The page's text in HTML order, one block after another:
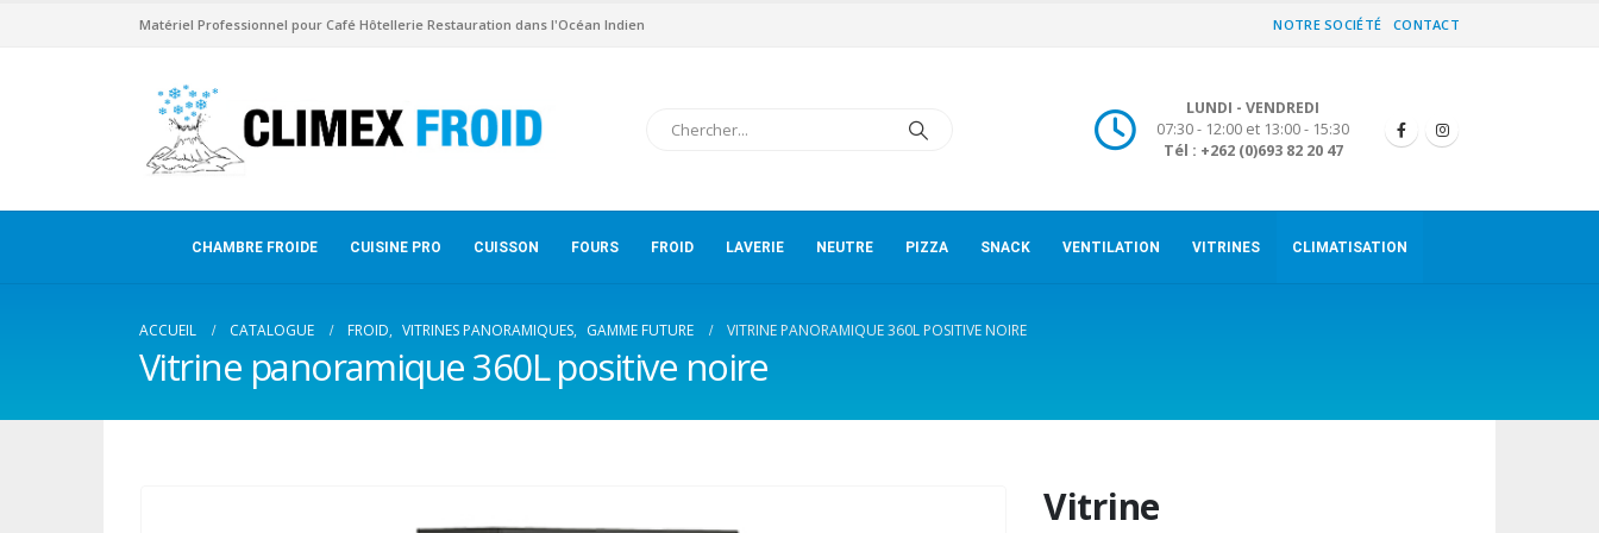
Matériel Professionnel pour Café Hôtellerie Restauration dans l'Océan Indien NOTRE SOCIÉTÉ CONTACT
LUNDI - VENDREDI
07:30 - 12:00 et 13:00 - 15:30
Tél : +262 (0)693 82 20 47
CHAMBRE FROIDE CUISINE PRO CUISSON FOURS FROID LAVERIE NEUTRE PIZZA SNACK VENTILATION VITRINES CLIMATISATION
ACCUEIL CATALOGUE FROID, VITRINES PANORAMIQUES, GAMME FUTURE VITRINE PANORAMIQUE 360L POSITIVE NOIRE
Vitrine panoramique 360L positive noire
Vitrine